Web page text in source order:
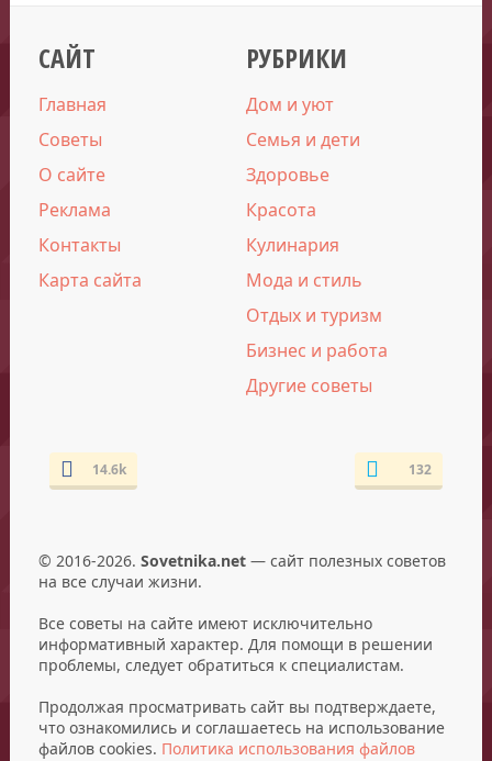
САЙТ
Главная
Советы
О сайте
Реклама
Контакты
Карта сайта
РУБРИКИ
Дом и уют
Семья и дети
Здоровье
Красота
Кулинария
Мода и стиль
Отдых и туризм
Бизнес и работа
Другие советы
14.6k 132
© 2016-2026. Sovetnika.net— сайт полезных советов
на все случаи жизни.
Все советы на сайте имеют исключительно
информативный характер. Для помощи в решении
проблемы, следует обратиться к специалистам.
Продолжая просматривать сайт вы подтверждаете,
что ознакомились и соглашаетесь на использование
файлов cookies. Политика использования файлов